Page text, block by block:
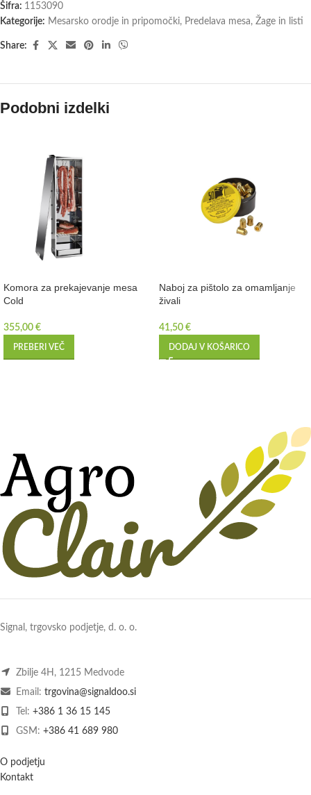
Šifra: 1153090
Kategorije: Mesarsko orodje in pripomočki, Predelava mesa, Žage in listi
Share:
Podobni izdelki
Komora za prekajevanje mesa
Cold
355,00 €
PREBERI VEČ
Naboj za pištolo za omamljanje
živali
41,50 €
DODAJ V KOŠARICO
Signal, trgovsko podjetje, d. o. o.
Zbilje 4H, 1215 Medvode
Email: trgovina@signaldoo.si
Tel: +386 1 36 15 145
GSM: +386 41 689 980
O podjetju
Kontakt